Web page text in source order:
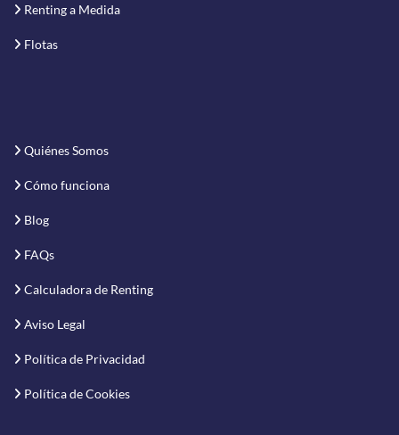
Renting a Medida
Flotas
Quiénes Somos
Cómo funciona
Blog
FAQs
Calculadora de Renting
Aviso Legal
Política de Privacidad
Política de Cookies